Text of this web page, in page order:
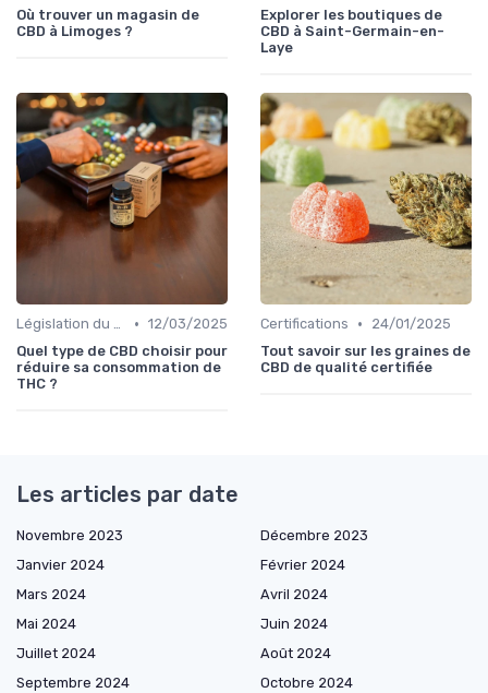
Où trouver un magasin de
CBD à Limoges ?
Explorer les boutiques de
CBD à Saint-Germain-en-
Laye
Législation du CBD • 12/03/2025
Quel type de CBD choisir pour
réduire sa consommation de
THC ?
Certifications •
24/01/2025
Tout savoir sur les graines de
CBD de qualité certifiée
Les articles par date
Novembre 2023
Décembre 2023
Janvier 2024
Février 2024
Mars 2024
Avril 2024
Mai 2024
Juin 2024
Juillet 2024
Août 2024
Septembre 2024
Octobre 2024